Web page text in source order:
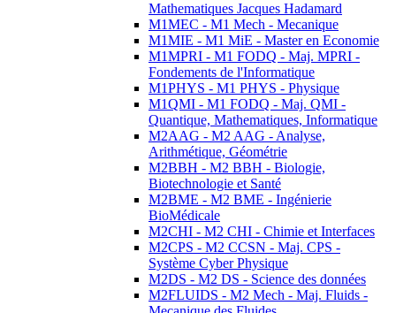
Mathematiques Jacques Hadamard
M1MEC - M1 Mech - Mecanique
M1MIE - M1 MiE - Master en Economie
M1MPRI - M1 FODQ - Maj. MPRI -
Fondements de l'Informatique
M1PHYS - M1 PHYS - Physique
M1QMI - M1 FODQ - Maj. QMI -
Quantique, Mathematiques, Informatique
M2AAG - M2 AAG - Analyse,
Arithmétique, Géométrie
M2BBH - M2 BBH - Biologie,
Biotechnologie et Santé
M2BME - M2 BME - Ingénierie
BioMédicale
M2CHI - M2 CHI - Chimie et Interfaces
M2CPS - M2 CCSN - Maj. CPS -
Système Cyber Physique
M2DS - M2 DS - Science des données
M2FLUIDS - M2 Mech - Maj. Fluids -